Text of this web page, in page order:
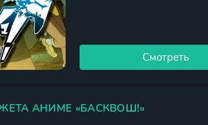
Смотреть
АНИМЕ «БАСКВОШ!»